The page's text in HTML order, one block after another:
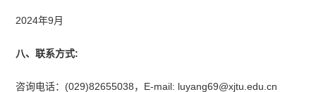
2024年9月
八、联系方式:
咨询电话：(029)82655038，E-mail: luyang69@xjtu.edu.cn